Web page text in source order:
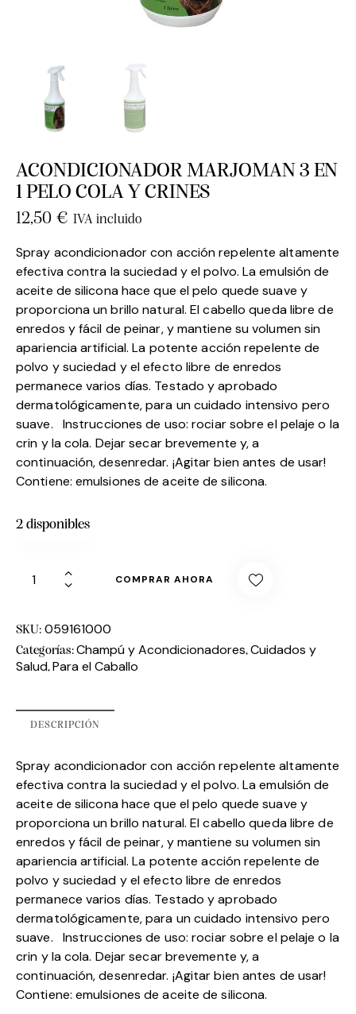
ACONDICIONADOR MARJOMAN 3 EN
1 PELO COLA Y CRINES
12,50 € IVA incluido
Spray acondicionador con acción repelente altamente
efectiva contra la suciedad y el polvo. La emulsión de
aceite de silicona hace que el pelo quede suave y
proporciona un brillo natural. El cabello queda libre de
enredos y fácil de peinar, y mantiene su volumen sin
apariencia artificial. La potente acción repelente de
polvo y suciedad y el efecto libre de enredos
permanece varios días. Testado y aprobado
dermatológicamente, para un cuidado intensivo pero
suave. Instrucciones de uso: rociar sobre el pelaje o la
crin y la cola. Dejar secar brevemente y, a
continuación, desenredar. ¡Agitar bien antes de usar!
Contiene: emulsiones de aceite de silicona.
2 disponibles
COMPRAR AHORA
SKU: 059161000
Categorías:Champú y Acondicionadores,Cuidados y
Salud, Para el Caballo
DESCRIPCIÓN
Spray acondicionador con acción repelente altamente
efectiva contra la suciedad y el polvo. La emulsión de
aceite de silicona hace que el pelo quede suave y
proporciona un brillo natural. El cabello queda libre de
enredos y fácil de peinar, y mantiene su volumen sin
apariencia artificial. La potente acción repelente de
polvo y suciedad y el efecto libre de enredos
permanece varios días. Testado y aprobado
dermatológicamente, para un cuidado intensivo pero
suave. Instrucciones de uso: rociar sobre el pelaje o la
crin y la cola. Dejar secar brevemente y, a
continuación, desenredar. ¡Agitar bien antes de usar!
Contiene: emulsiones de aceite de silicona.